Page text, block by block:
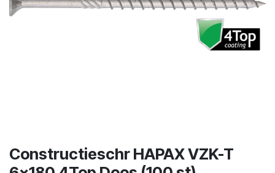
Constructieschr HAPAX VZK-T